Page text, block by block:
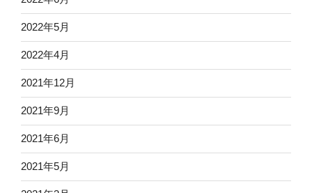
2022年5月
2022年4月
2021年12月
2021年9月
2021年6月
2021年5月